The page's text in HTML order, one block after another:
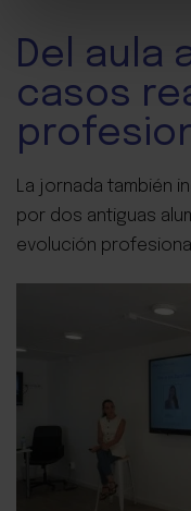
Del aula
casos
La jornada también
por dos antiguas
evolución